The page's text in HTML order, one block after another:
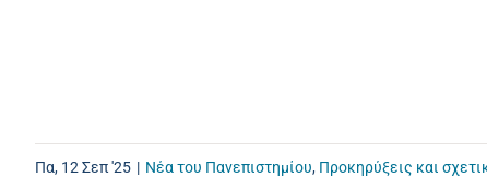
Πα, 12 Σεπ '25 | Νέα του Πανεπιστημίου, Προκηρύξεις και